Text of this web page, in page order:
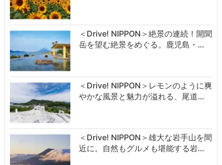
＜Drive! NIPPON＞絶景の連続！開聞
岳を望む絶景をめぐる。鹿児島・…
＜Drive! NIPPON＞レモンのように爽
やかな風景と魅力が溢れる、尾道…
＜Drive! NIPPON＞雄大な岩手山を間
近に。自然もグルメも堪能する岩…